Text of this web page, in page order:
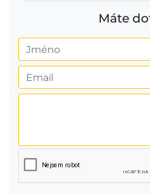
Máte